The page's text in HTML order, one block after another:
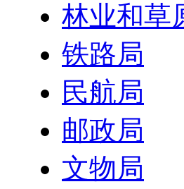
林业和草
铁路局
民航局
邮政局
文物局